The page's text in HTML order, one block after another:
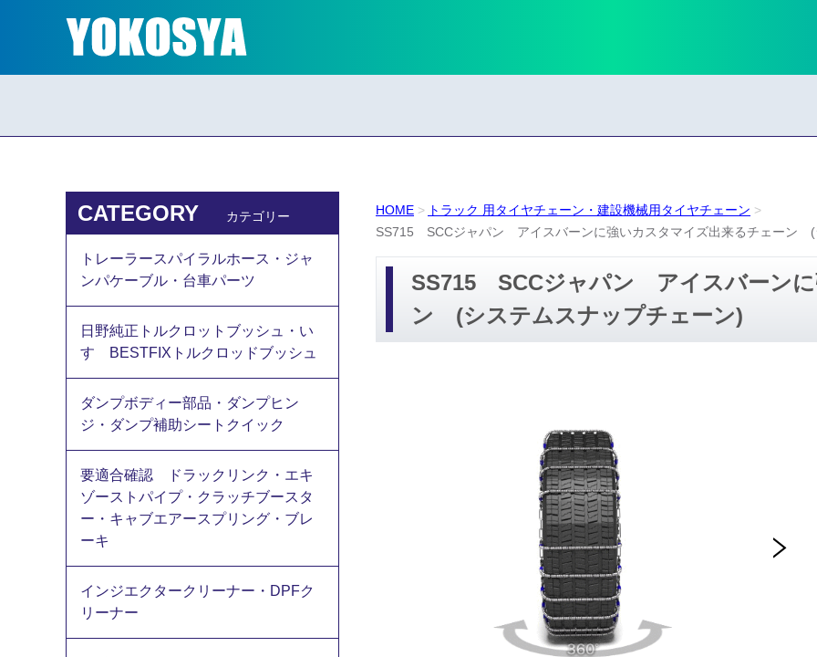
HOME
トラック 用タイヤチェーン・建設機械用タイヤチェーン
SS715 SCCジャパン アイスバーンに強いカスタマイズ出来るチェーン (
SS715 SCCジャパン アイスバーンに
ン (システムスナップチェーン)
CATEGORY カテゴリー
トレーラースパイラルホース・ジャ
ンパケーブル・台車パーツ
日野純正トルクロットブッシュ・い
すゞBESTFIXトルクロッドブッシュ
ダンプボディー部品・ダンプヒン
ジ・ダンプ補助シートクイック
要適合確認 ドラックリンク・エキ
ゾーストパイプ・クラッチブースタ
ー・キャブエアースプリング・ブレ
ーキ
インジエクタークリーナー・DPFク
リーナー